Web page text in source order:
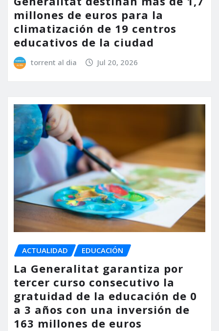
millones de euros para la
climatización de 19 centros
educativos de la ciudad
torrent al dia Jul 20, 2026
ACTUALIDAD EDUCACIÓN
La Generalitat garantiza por
tercer curso consecutivo la
gratuidad de la educación de 0
a 3 años con una inversión de
163 millones de euros